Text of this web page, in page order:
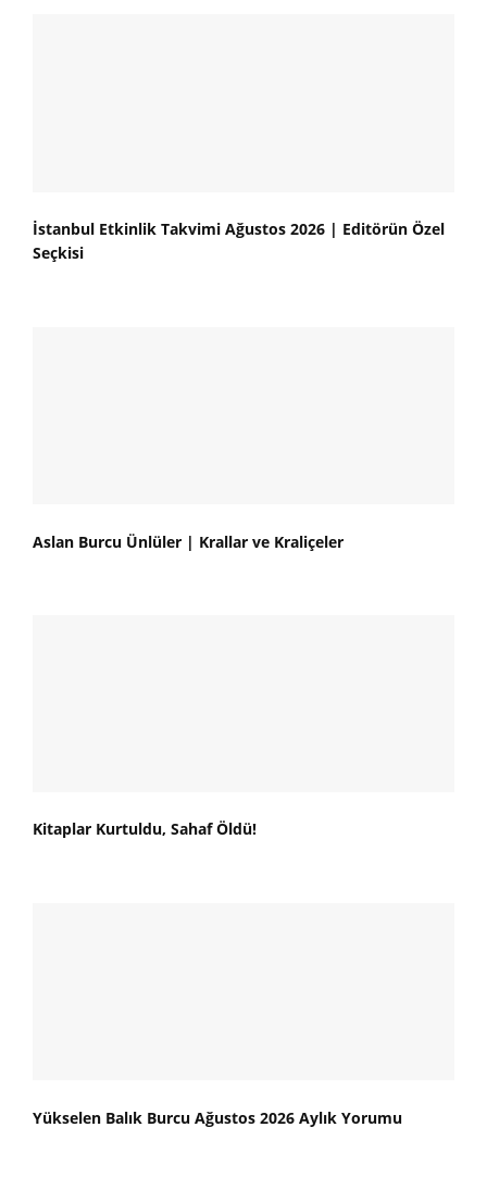
İstanbul Etkinlik Takvimi Ağustos 2026 | Editörün Özel
Seçkisi
Aslan Burcu Ünlüler | Krallar ve Kraliçeler
Kitaplar Kurtuldu, Sahaf Öldü!
Yükselen Balık Burcu Ağustos 2026 Aylık Yorumu